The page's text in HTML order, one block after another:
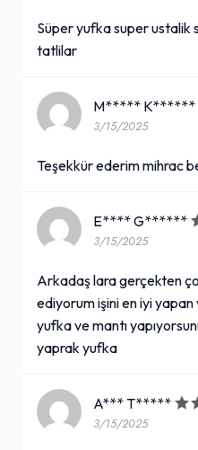
Süper yufka super ustalik
tatlilar
M***** K******
3/15/2025
Teşekkür ederim mihrac
E**** G******
3/15/2025
Arkadaş lara gerçekten
ediyorum işini en iyi
yufka ve mantı
yaprak yufka
A*** T*****
3/15/2025